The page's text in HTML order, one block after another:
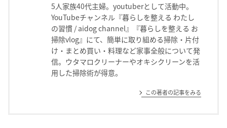
5人家族40代主婦。youtuberとして活動中。
YouTubeチャンネル『暮らしを整える わたし
の習慣 / aidog channel』『暮らしを整える お
掃除vlog』にて、簡単に取り組める掃除・片付
け・まとめ買い・料理など家事全般について発
信。ウタマロクリーナーやオキシクリーンを活
用した掃除術が得意。
この著者の記事をみる